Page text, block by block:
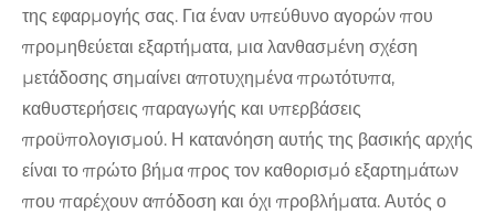
της εφαρμογής σας. Για έναν υπεύθυνο αγορών που
προμηθεύεται εξαρτήματα, μια λανθασμένη σχέση
μετάδοσης σημαίνει αποτυχημένα πρωτότυπα,
καθυστερήσεις παραγωγής και υπερβάσεις
προϋπολογισμού. Η κατανόηση αυτής της βασικής αρχής
είναι το πρώτο βήμα προς τον καθορισμό εξαρτημάτων
που παρέχουν απόδοση και όχι προβλήματα. Αυτός ο